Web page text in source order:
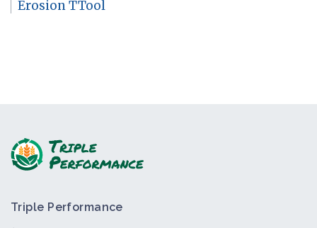
Erosion TTool
Triple Performance